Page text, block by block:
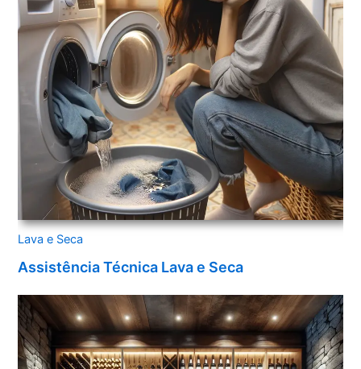
Lava e Seca
Assistência Técnica Lava e Seca